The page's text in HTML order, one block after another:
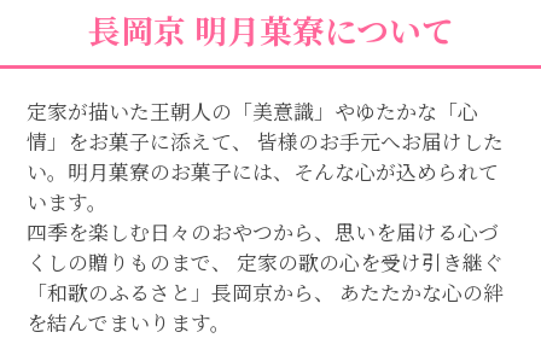
長岡京 明月菓寮について
定家が描いた王朝人の「美意識」やゆたかな「心
情」をお菓子に添えて、 皆様のお手元へお届けした
い。明月菓寮のお菓子には、そんな心が込められて
います。
四季を楽しむ日々のおやつから、思いを届ける心づ
くしの贈りものまで、 定家の歌の心を受け引き継ぐ
「和歌のふるさと」長岡京から、 あたたかな心の絆
を結んでまいります。